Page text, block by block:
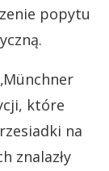
popytu
które
na
znalazły